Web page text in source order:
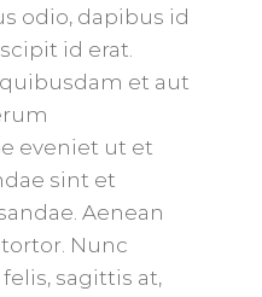
odio, dapibus id
id erat.
et aut
eveniet ut et
sint et
Aenean
Nunc
sagittis at,